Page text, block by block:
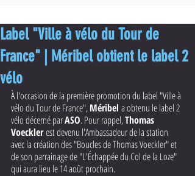
Label "Ville à vélo du Tour de
France" | Méribel obtient le label 2
vélo
À l'occasion de la première promotion du label "Ville à
vélo du Tour de France", Méribel a obtenu le label 2
vélo décerné par ASO. Pour rappel, Thomas
Voeckler est devenu l'Ambassadeur de la station
avec la création des "Boucles de Thomas Voeckler" et
de son parrainage de "L'Échappée du Col de la Loze"
qui aura lieu le 14 août prochain.